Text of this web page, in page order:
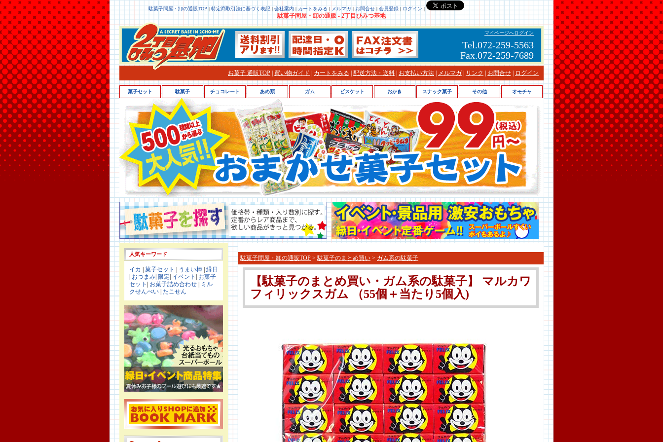
駄菓子問屋・卸の通販TOP | 特定商取引法に基づく表記 | 会社案内 | カートをみる | メルマガ| お問合せ| 会員登録| ログイン |
駄菓子問屋・卸の通販 - 2丁目ひみつ基地
マイページへログイン
Tel.072-259-5563
Fax.072-259-7689
お菓子 通販TOP 買い物ガイド カートをみる 配送方法・送料 お支払い方法 メルマガ リンク お問合せ ログイン
人気キーワード
イカ 菓子セット うまい棒 縁日
おつまみ 限定 イベント
お菓子
セット
お菓子詰め合わせ
ミル
クせんべい たこせん
駄菓子問屋・卸の通販TOP >駄菓子のまとめ買い > ガム系の駄菓子
【駄菓子のまとめ買い・ガム系の駄菓子】 マルカワ
フィリックスガム （55個＋当たり5個入)